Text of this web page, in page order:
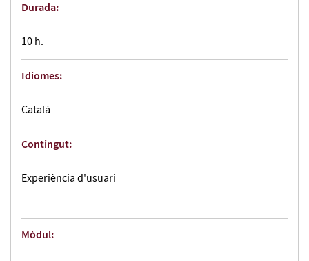
Durada:
10 h.
Idiomes:
Català
Contingut:
Experiència d'usuari
Mòdul: